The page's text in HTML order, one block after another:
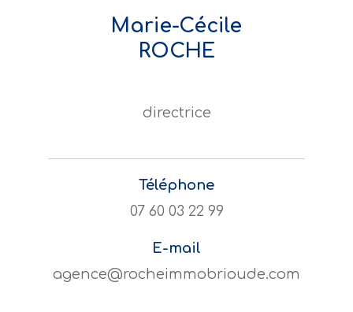
Marie-Cécile
ROCHE
directrice
Téléphone
07 60 03 22 99
E-mail
agence@rocheimmobrioude.com